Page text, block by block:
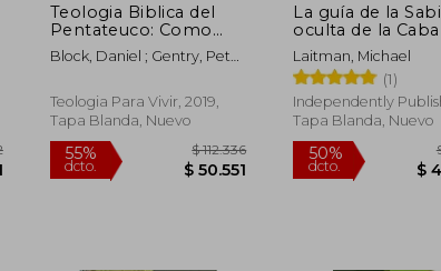
Teologia Biblica del
Pentateuco: Como
Predicar e Interpretar
la ley de Dios (Estudios
Block, Daniel ; Gentry, Peter
Teologia Para Vivir, 2019,
Tapa Blanda, Nuevo
La guía de la
oculta de la
(Edición oficial)
Laitman, Michael
(1)
Independently
Tapa Blanda, Nuevo